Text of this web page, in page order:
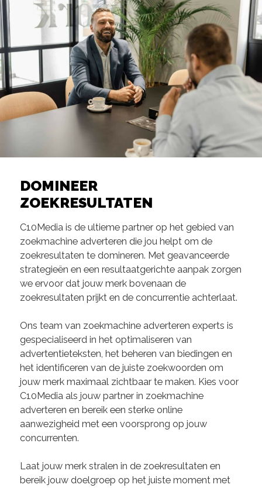
DOMINEER
ZOEKRESULTATEN
C10Media is de ultieme partner op het gebied van
zoekmachine adverteren die jou helpt om de
zoekresultaten te domineren. Met geavanceerde
strategieën en een resultaatgerichte aanpak zorgen
we ervoor dat jouw merk bovenaan de
zoekresultaten prijkt en de concurrentie achterlaat.
Ons team van zoekmachine adverteren experts is
gespecialiseerd in het optimaliseren van
advertentieteksten, het beheren van biedingen en
het identificeren van de juiste zoekwoorden om
jouw merk maximaal zichtbaar te maken. Kies voor
C10Media als jouw partner in zoekmachine
adverteren en bereik een sterke online
aanwezigheid met een voorsprong op jouw
concurrenten.
Laat jouw merk stralen in de zoekresultaten en
bereik jouw doelgroep op het juiste moment met